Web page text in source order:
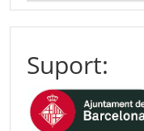
Suport: